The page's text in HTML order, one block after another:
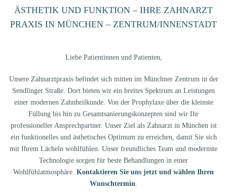
ÄSTHETIK UND FUNKTION – IHRE ZAHNARZT
PRAXIS IN MÜNCHEN – ZENTRUM/INNENSTADT
Liebe Patientinnen und Patienten,
Unsere Zahnarztpraxis befindet sich mitten im Münchner Zentrum in der
Sendlinger Straße. Dort bieten wir ein breites Spektrum an Leistungen
einer modernen Zahnheilkunde. Von der Prophylaxe über die kleinste
Füllung bis hin zu Gesamtsanierungskonzepten sind wir Ihr
professioneller Ansprechpartner. Unser Ziel als Zahnarzt in München ist
ein funktionelles und ästhetisches Optimum zu erreichen, damit Sie sich
mit Ihrem Lächeln wohlfühlen. Unser freundliches Team und modernste
Technologie sorgen für beste Behandlungen in einer
Wohlfühlatmosphäre. Kontaktieren Sie uns jetzt und wählen Ihren
Wunschtermin.